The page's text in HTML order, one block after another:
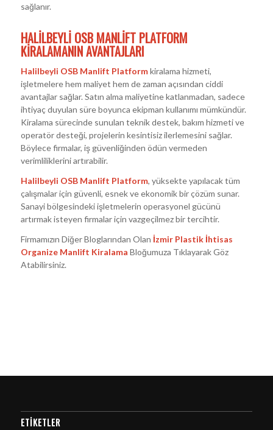
sağlanır.
HALILBEYLI OSB MANLIFT PLATFORM
KIRALAMANIN AVANTAJLARI
Halilbeyli OSB Manlift Platformkiralama hizmeti,
işletmelere hem maliyet hem de zaman açısından ciddi
avantajlar sağlar. Satın alma maliyetine katlanmadan, sadece
ihtiyaç duyulan süre boyunca ekipman kullanımı mümkündür.
Kiralama sürecinde sunulan teknik destek, bakım hizmeti ve
operatör desteği, projelerin kesintisiz ilerlemesini sağlar.
Böylece firmalar, iş güvenliğinden ödün vermeden
verimliliklerini artırabilir.
Halilbeyli OSB Manlift Platform, yüksekte yapılacak tüm
çalışmalar için güvenli, esnek ve ekonomik bir çözüm sunar.
Sanayi bölgesindeki işletmelerin operasyonel gücünü
artırmak isteyen firmalar için vazgeçilmez bir tercihtir.
Firmamızın Diğer Bloglarından Olan İzmir Plastik İhtisas
Organize Manlift Kiralama Bloğumuza Tıklayarak Göz
Atabilirsiniz.
ETIKETLER